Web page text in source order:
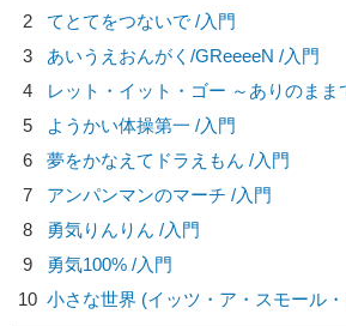
2
てとてをつないで /入門
3
あいうえおんがく/GReeeeN /入門
4
レット・イット・ゴー ～ありのまま
5
ようかい体操第一 /入門
6
夢をかなえてドラえもん /入門
7
アンパンマンのマーチ /入門
8
勇気りんりん /入門
9
勇気100% /入門
10 小さな世界 (イッツ・ア・スモール